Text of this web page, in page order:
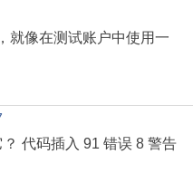
就像在测试账户中使用一
代码插入 91 错误 8 警告